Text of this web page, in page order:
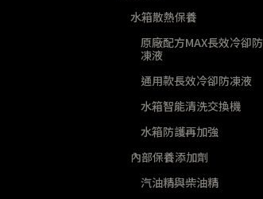
水箱散熱保養
原廠配方MAX長效冷卻防
凍液
通用款長效冷卻防凍液
水箱智能清洗交換機
水箱防護再加強
內部保養添加劑
汽油精與柴油精